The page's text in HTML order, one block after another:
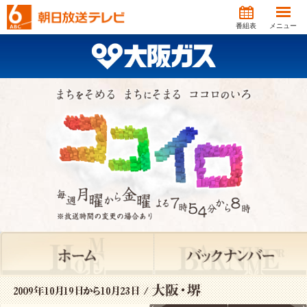
番組表 メニュー